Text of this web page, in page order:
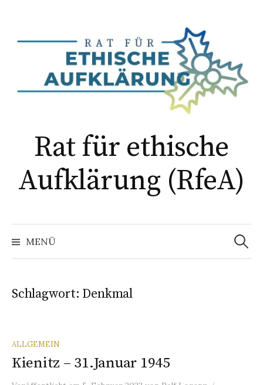
Inhalt
Rat für ethische
Aufklärung (RfeA)
MENÜ
Suchen
nach:
Schlagwort: Denkmal
ALLGEMEIN
Kienitz – 31.Januar 1945